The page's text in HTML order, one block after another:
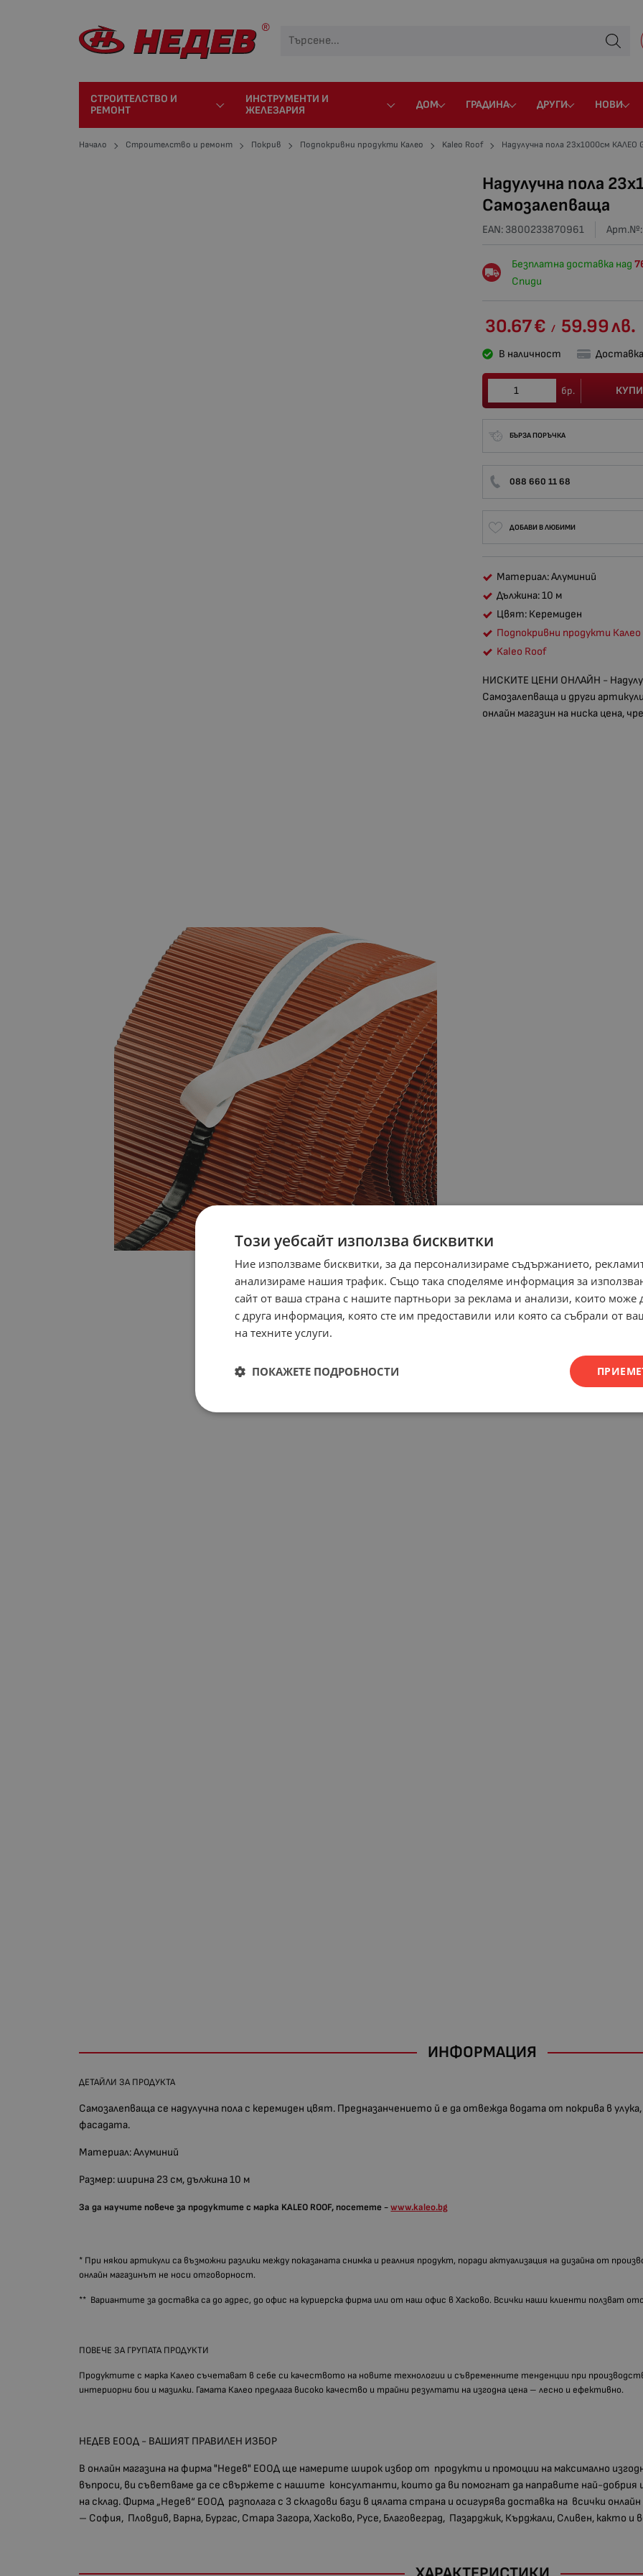
СТРОИТЕЛСТВО И
РЕМОНТ
ИНСТРУМЕНТИ И
ЖЕЛЕЗАРИЯ
ДОМ ГРАДИНА ДРУГИ НОВИ
Начало Строителство и ремонт Покрив Подпокривни продукти Калео Kaleo Roof Надулучна пола 23х1000см КАЛЕО
Надулучна пола
Самозалепваща
EAN: 3800233870961 Арт.№:
Безплатна доставка над
Спиди
30.67€ / 59.99лв.
В наличност
бр. КУПИ
БЪРЗА ПОРЪЧКА
088 660 11 68
ДОБАВИ В ЛЮБИМИ
Материал: Алуминий
Дължина: 10 м
Цвят: Керемиден
Подпокривни продукти Калео
Kaleo Roof
НИСКИТЕ ЦЕНИ ОНЛАЙН -
Самозалепваща и други
онлайн магазин на ниска цена,
ИНФОРМАЦИЯ
ДЕТАЙЛИ ЗА ПРОДУКТА
Самозалепваща се надулучна пола с керемиден цвят. Предназанчението й е да отвежда водата от покрива в
фасадата.
Материал: Алуминий
Размер: ширина 23 см, дължина 10 м
За да научите повече за продуктите с марка KALEO ROOF, посетете -www.kaleo.bg
* При някои артикули са възможни разлики между показаната снимка и реалния продукт, поради актуализация на дизайна от
онлайн магазинът не носи отговорност.
** Вариантите за доставка са до адрес, до офис на куриерска фирма или от наш офис в Хасково. Всички наши клиенти ползват
ПОВЕЧЕ ЗА ГРУПАТА ПРОДУКТИ
Продуктите с марка Калео съчетават в себе си качеството на новите технологии и съвременните тенденции при
интериорни бои и мазилки. Гамата Калео предлага високо качество и трайни резултати на изгодна цена – лесно и ефективно.
НЕДЕВ ЕООД - ВАШИЯТ ПРАВИЛЕН ИЗБОР
В онлайн магазина на фирма "Недев" ЕООД ще намерите широк избор от продукти и промоции на максимално
въпроси, ви съветваме да се свържете с нашите консултанти, които да ви помогнат да направите най-добрия
на склад. Фирма „Недев“ ЕООД разполага с 3 складови бази в цялата страна и осигурява доставка на всички
– София, Пловдив, Варна, Бургас, Стара Загора, Хасково, Русе, Благовеград, Пазарджик, Кърджали, Сливен, както и
Този уебсайт използва бисквитки
Ние използваме бисквитки, за да персонализираме съдържанието,
анализираме нашия трафик. Също така споделяме информация за
сайт от ваша страна с нашите партньори за реклама и анализи, които може
с друга информация, която сте им предоставили или която са събрали от
на техните услуги.
ПОКАЖЕТЕ ПОДРОБНОСТИ